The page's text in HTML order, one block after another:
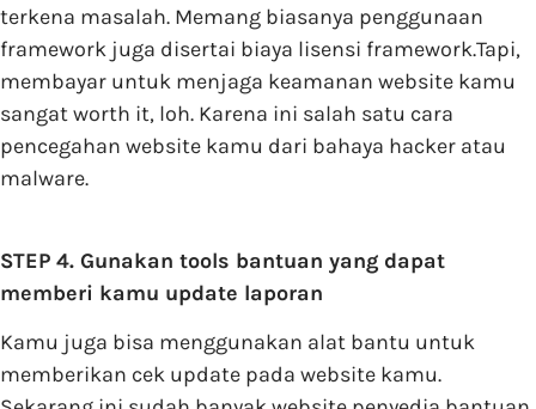
terkena masalah. Memang biasanya penggunaan
framework juga disertai biaya lisensi framework.Tapi,
membayar untuk menjaga keamanan website kamu
sangat worth it, loh. Karena ini salah satu cara
pencegahan website kamu dari bahaya hacker atau
malware.
STEP 4. Gunakan tools bantuan yang dapat
memberi kamu update laporan
Kamu juga bisa menggunakan alat bantu untuk
memberikan cek update pada website kamu.